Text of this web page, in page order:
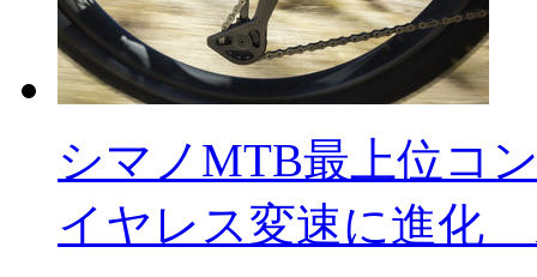
シマノMTB最上位コ
イヤレス変速に進化